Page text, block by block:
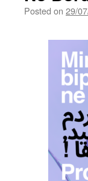
Posted on 29/